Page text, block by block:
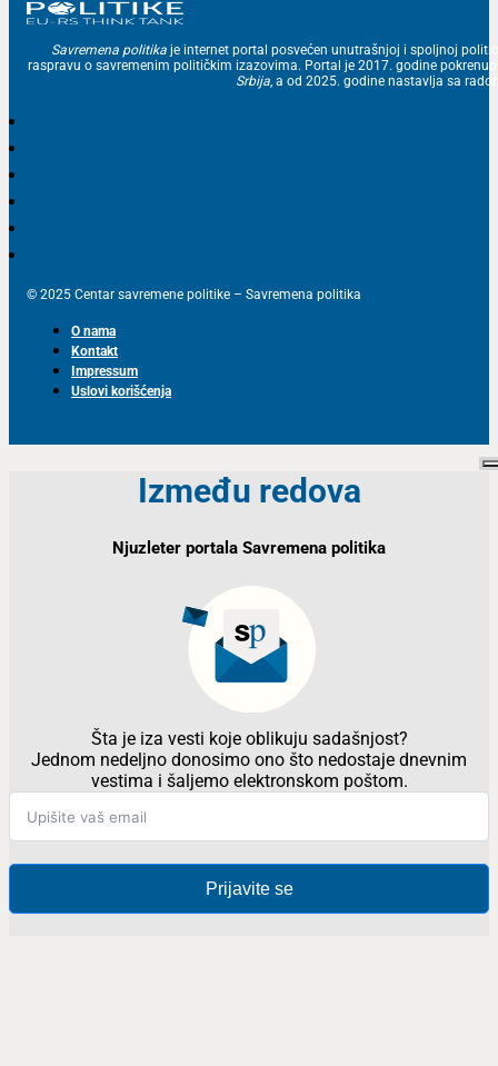
Savremena politika je internet portal posvećen unutrašnjoj i spoljnoj
raspravu o savremenim političkim izazovima. Portal je 2017. godine
Srbija , a od 2025. godine nastavlja sa
© 2025 Centar savremene politike – Savremena politika
O nama
Kontakt
Impressum
Uslovi korišćenja
Između redova
Njuzleter portala Savremena politika
Šta je iza vesti koje oblikuju sadašnjost?
Jednom nedeljno donosimo ono što nedostaje dnevnim
vestima i šaljemo elektronskom poštom.
Prijavite se